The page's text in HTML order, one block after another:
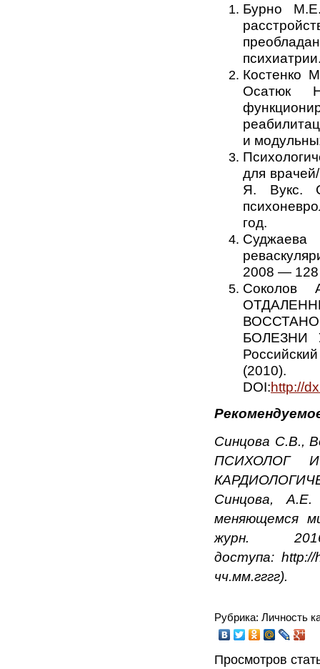
Бурно
Костенко
Осатюк
и
для
Я. Вукс.
год.
2008 — 128
Соколов
БОЛЕЗНИ
DOI:http://
Синцова С.В.,
ПСИХОЛОГ
Синцова,
меняющемся
журн.
доступа: http://
чч.мм.гггг).
Рубрика: Личность
Просмотров